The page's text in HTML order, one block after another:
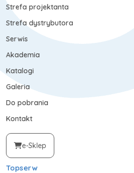
Strefa projektanta
Strefa dystrybutora
Serwis
Akademia
Katalogi
Galeria
Do pobrania
Kontakt
e-Sklep
Topserw